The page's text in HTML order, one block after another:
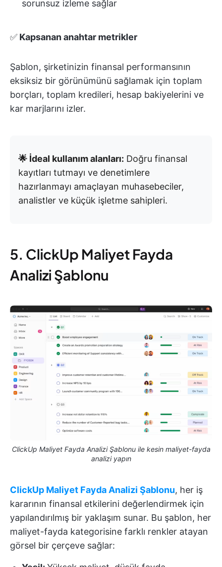
sorunsuz izleme sağlar
✅ Kapsanan anahtar metrikler
Şablon, şirketinizin finansal performansının
eksiksiz bir görünümünü sağlamak için toplam
borçları, toplam kredileri, hesap bakiyelerini ve
kar marjlarını izler.
🌟 İdeal kullanım alanları: Doğru finansal
kayıtları tutmayı ve denetimlere
hazırlanmayı amaçlayan muhasebeciler,
analistler ve küçük işletme sahipleri.
5. ClickUp Maliyet Fayda
Analizi Şablonu
ClickUp Maliyet Fayda Analizi Şablonu ile kesin maliyet-fayda
analizi yapın
ClickUp Maliyet Fayda Analizi Şablonu, her iş
kararının finansal etkilerini değerlendirmek için
yapılandırılmış bir yaklaşım sunar. Bu şablon, her
maliyet-fayda kategorisine farklı renkler atayan
görsel bir çerçeve sağlar: